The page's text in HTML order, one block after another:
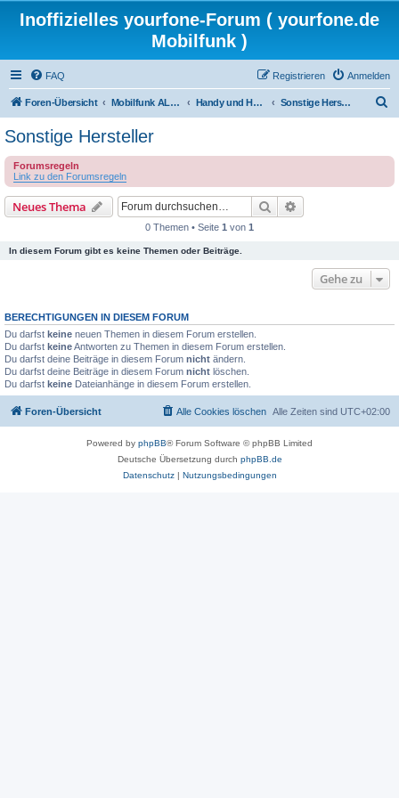
Inoffizielles yourfone-Forum ( yourfone.de
Mobilfunk )
FAQ Anmelden
Registrieren
Foren-Übersicht Mobilfunk ALLGEMEIN Handy und Hardware (Herstellerforen) Sonstige Hersteller
e
Sonstige Hersteller
Forumsregeln
Link zu den Forumsregeln
Neues Thema Suche
0 Themen • Seite 1 von 1
In diesem Forum gibt es keine Themen oder Beiträge.
Gehe zu
BERECHTIGUNGEN IN DIESEM FORUM
Du darfst keine neuen Themen in diesem Forum erstellen.
Du darfst keineAntworten zu Themen in diesem Forum erstellen.
Du darfst deine Beiträge in diesem Forum nicht ändern.
Du darfst deine Beiträge in diesem Forum nicht löschen.
Du darfst keine Dateianhänge in diesem Forum erstellen.
Foren-Übersicht Alle Zeiten sind UTC+02:00
Alle Cookies löschen
Powered by phpBB® Forum Software © phpBB Limited
Deutsche Übersetzung durch phpBB.de
Datenschutz| Nutzungsbedingungen